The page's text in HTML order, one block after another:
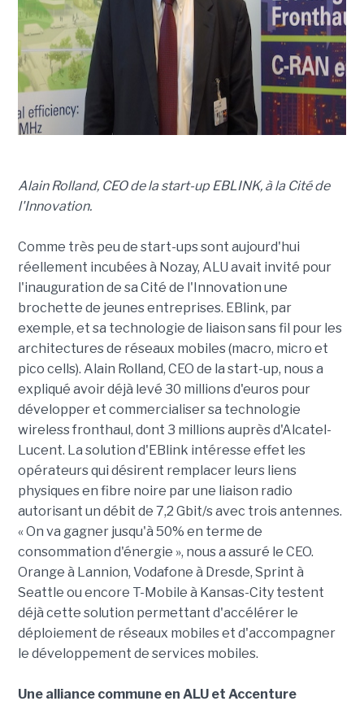
Alain Rolland, CEO de la start-up EBLINK, à la Cité de
l'Innovation.
Comme très peu de start-ups sont aujourd'hui
réellement incubées à Nozay, ALU avait invité pour
l'inauguration de sa Cité de l'Innovation une
brochette de jeunes entreprises. EBlink, par
exemple, et sa technologie de liaison sans fil pour les
architectures de réseaux mobiles (macro, micro et
pico cells). Alain Rolland, CEO de la start-up, nous a
expliqué avoir déjà levé 30 millions d'euros pour
développer et commercialiser sa technologie
wireless fronthaul, dont 3 millions auprès d'Alcatel-
Lucent. La solution d'EBlink intéresse effet les
opérateurs qui désirent remplacer leurs liens
physiques en fibre noire par une liaison radio
autorisant un débit de 7,2 Gbit/s avec trois antennes.
« On va gagner jusqu'à 50% en terme de
consommation d'énergie », nous a assuré le CEO.
Orange à Lannion, Vodafone à Dresde, Sprint à
Seattle ou encore T-Mobile à Kansas-City testent
déjà cette solution permettant d'accélérer le
déploiement de réseaux mobiles et d'accompagner
le développement de services mobiles.
Une alliance commune en ALU et Accenture